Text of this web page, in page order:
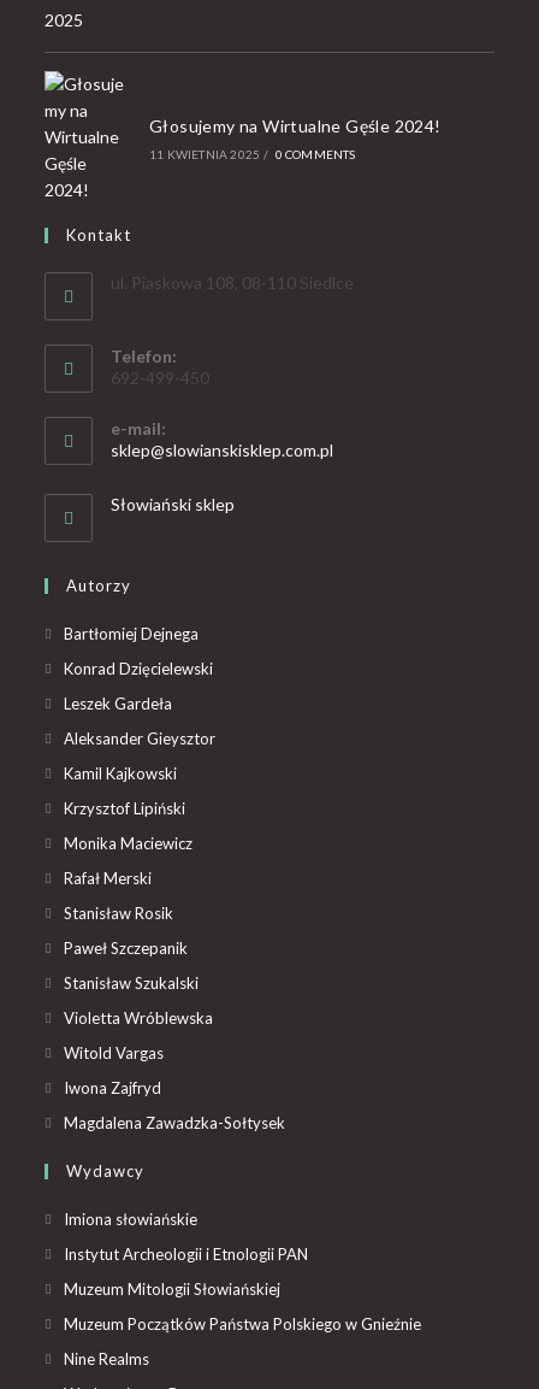
Głosujemy na Wirtualne Gęśle 2024!
11 KWIETNIA 2025 / 0 COMMENTS
Kontakt
ul. Piaskowa 108, 08-110 Siedlce
Telefon:
692-499-450
e-mail:
sklep@slowianskisklep.com.pl
Słowiański sklep
Autorzy
Bartłomiej Dejnega
Konrad Dzięcielewski
Leszek Gardeła
Aleksander Gieysztor
Kamil Kajkowski
Krzysztof Lipiński
Monika Maciewicz
Rafał Merski
Stanisław Rosik
Paweł Szczepanik
Stanisław Szukalski
Violetta Wróblewska
Witold Vargas
Iwona Zajfryd
Magdalena Zawadzka-Sołtysek
Wydawcy
Imiona słowiańskie
Instytut Archeologii i Etnologii PAN
Muzeum Mitologii Słowiańskiej
Muzeum Początków Państwa Polskiego w Gnieźnie
Nine Realms